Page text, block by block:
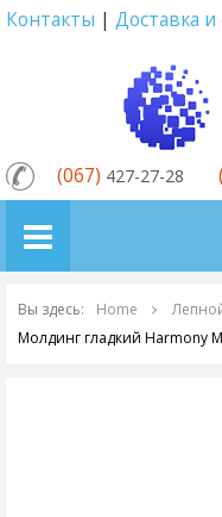
Контакты | Доставка и
(067) 427-27-28
Вы здесь: Home
Молдинг гладкий Harmony